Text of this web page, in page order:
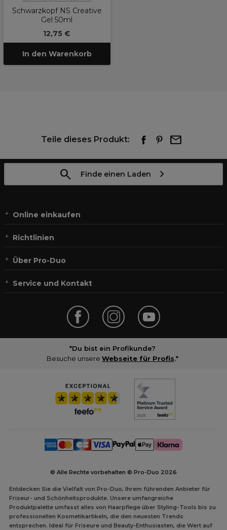
Schwarzkopf NS Creative
Gel 50ml
12,75 €
In den Warenkorb
Teile dieses Produkt:
Finde einen Laden
Online einkaufen
Richtlinien
Über Pro-Duo
Service und Kontakt
*Du bist ein Profikunde?
Besuche unsere Webseite für Profis.*
© Alle Rechte vorbehalten © Pro-Duo 2026
Entdecken Sie die Vielfalt von Pro-Duo, Ihrem führenden Anbieter für
Friseur- und Schönheitsprodukte. Unsere umfangreiche
Produktpalette umfasst alles von Haarpflege über Styling-Tools bis zu
professionellen Kosmetikartikeln, die den neuesten Trends
entsprechen. Ideal für Friseure und Beauty-Enthusiasten, die Wert auf